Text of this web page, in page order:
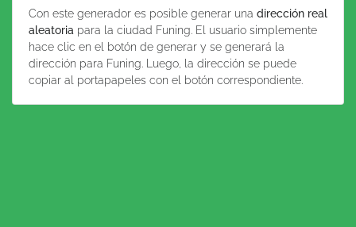
Con este generador es posible generar una dirección real
aleatoria para la ciudad Funing. El usuario simplemente
hace clic en el botón de generar y se generará la
dirección para Funing. Luego, la dirección se puede
copiar al portapapeles con el botón correspondiente.